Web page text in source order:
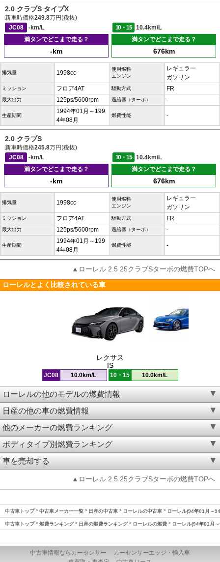
2.0 クラブS タイプX
新車時価格249.8万円(税抜)
JC08
-km/L 10・15
10.4km/L
満タンでどこまで走る？
-km
満タンでどこまで走る？
676km
排気量 1998cc
使用燃料
エンジン
レギュラー
ガソリン
ミッション フロア4AT 駆動方式 FR
最大出力 125ps/5600rpm 過給器（ターボ） -
生産期間
1994年01月～199
4年08月
燃費性能 -
2.0 クラブS
新車時価格245.8万円(税抜)
JC08
-km/L 10・15
10.4km/L
満タンでどこまで走る？
-km
満タンでどこまで走る？
676km
排気量 1998cc
使用燃料
エンジン
レギュラー
ガソリン
ミッション フロア4AT 駆動方式 FR
最大出力 125ps/5600rpm 過給器（ターボ） -
生産期間
1994年01月～199
4年08月
燃費性能 -
▲ローレル 2.5 25クラブSターボの燃費TOPへ
ローレルとよく比較されている車
レクサス
IS
JC08 10.0km/L 10・15 10.0km/L
ローレルの他のモデルの燃費情報
日産の他の車の燃費情報
他のメーカーの燃費ランキング
ボディタイプ別燃費ランキング
車を売却する
▲ローレル 2.5 25クラブSターボの燃費TOPへ
中古車トップ 中古車メーカー一覧 日産の中古車 ローレルの中古車 ローレル(94年01月～
中古車トップ 燃費ランキング 日産の燃費ランキング ローレルの燃費 ローレル(94年01月
中古車情報ならカーセンサー
カーセンサーエッジ・輸入車